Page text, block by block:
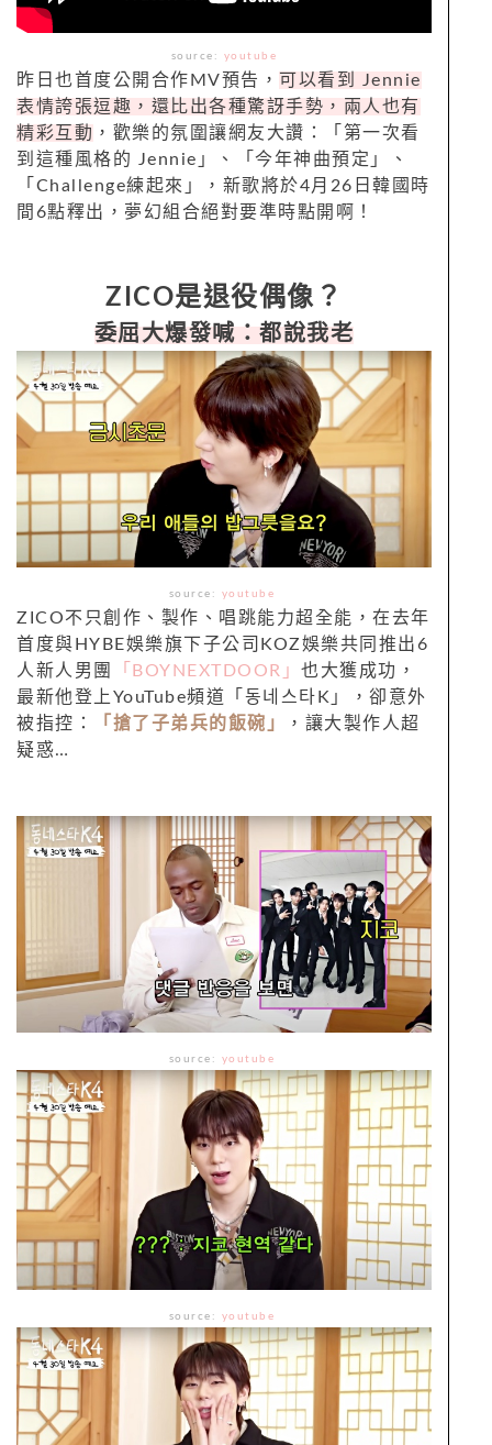
source: youtube
昨日也首度公開合作MV預告， 可以看到 Jennie
表情誇張逗趣，還比出各種驚訝手勢，兩人也有
精彩互動 ，歡樂的氛圍讓網友大讚：「第一次看
到這種風格的 Jennie」、「今年神曲預定」、
「Challenge練起來」，新歌將於4月26日韓國時
間6點釋出，夢幻組合絕對要準時點開啊！
ZICO是退役偶像？
委屈大爆發喊：都說我老
source: youtube
ZICO不只創作、製作、唱跳能力超全能，在去年
首度與HYBE娛樂旗下子公司KOZ娛樂共同推出6
人新人男團
「BOYNEXTDOOR」 也大獲成功，
最新他登上YouTube頻道「동네스타K」，卻意外
被指控：
「搶了子弟兵的飯碗」
，讓大製作人超
疑惑…
source: youtube
source: youtube